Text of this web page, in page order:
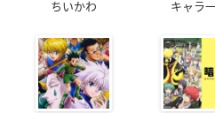
ちいかわ キャラ